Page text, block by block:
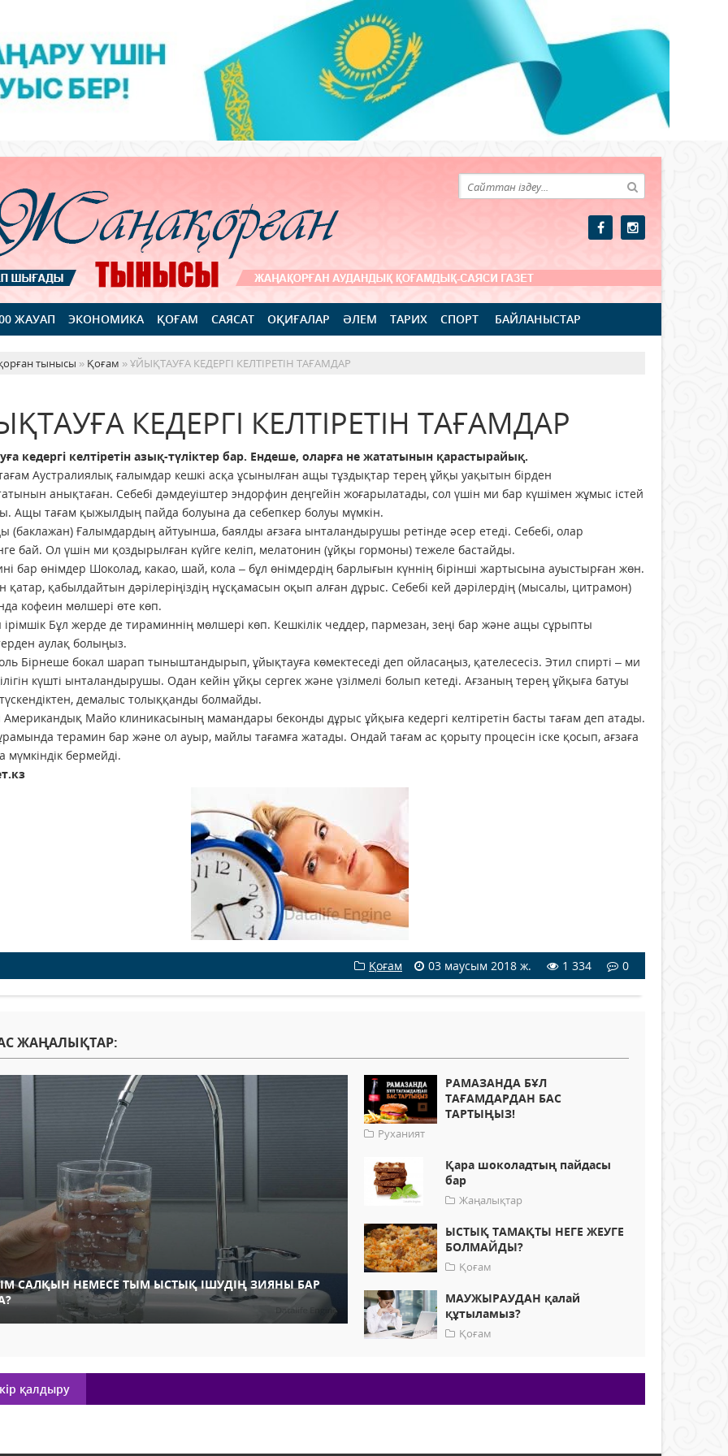
ЖАУАП ЭКОНОМИКА ҚОҒАМ САЯСАТ ОҚИҒАЛАР ӘЛЕМ ТАРИХ СПОРТ БАЙЛАНЫСТАР
тынысы » Қоғам » ҰЙЫҚТАУҒА КЕДЕРГІ КЕЛТІРЕТІН ТАҒАМДАР
КЕДЕРГІ КЕЛТІРЕТІН ТАҒАМДАР
кедергі келтіретін азық-түліктер бар. Ендеше, оларға не жататынын қарастырайық.
Аустралиялық ғалымдар кешкі асқа ұсынылған ащы тұздықтар терең ұйқы уақытын бірден
анықтаған. Себебі дәмдеуіштер эндорфин деңгейін жоғарылатады, сол үшін ми бар күшімен жұмыс істей
Ащы тағам қыжылдың пайда болуына да себепкер болуы мүмкін.
(баклажан) Ғалымдардың айтуынша, баялды ағзаға ынталандырушы ретінде әсер етеді. Себебі, олар
бай. Ол үшін ми қоздырылған күйге келіп, мелатонин (ұйқы гормоны) тежеле бастайды.
бар өнімдер Шоколад, какао, шай, кола – бұл өнімдердің барлығын күннің бірінші жартысына ауыстырған жөн.
қатар, қабылдайтын дәрілеріңіздің нұсқамасын оқып алған дұрыс. Себебі кей дәрілердің (мысалы, цитрамон)
кофеин мөлшері өте көп.
ірімшік Бұл жерде де тираминнің мөлшері көп. Кешкілік чеддер, пармезан, зеңі бар және ащы сұрыпты
аулақ болыңыз.
Бірнеше бокал шарап тыныштандырып, ұйықтауға көмектеседі деп ойласаңыз, қателесесіз. Этил спирті – ми
күшті ынталандырушы. Одан кейін ұйқы сергек және үзілмелі болып кетеді. Ағзаның терең ұйқыға батуы
демалыс толыққанды болмайды.
Американдық Майо клиникасының мамандары беконды дұрыс ұйқыға кедергі келтіретін басты тағам деп атады.
терамин бар және ол ауыр, майлы тағамға жатады. Ондай тағам ас қорыту процесін іске қосып, ағзаға
мүмкіндік бермейді.
Қоғам 03 маусым 2018 ж. 1 334 0
ЖАҢАЛЫҚТАР:
САЛҚЫН НЕМЕСЕ ТЫМ ЫСТЫҚ ІШУДІҢ ЗИЯНЫ БАР
РАМАЗАНДА БҰЛ
ТАҒАМДАРДАН БАС
ТАРТЫҢЫЗ!
Руханият
Қара шоколадтың пайдасы
бар
Жаңалықтар
ЫСТЫҚ ТАМАҚТЫ НЕГЕ ЖЕУГЕ
БОЛМАЙДЫ?
Қоғам
МАУЖЫРАУДАН қалай
құтыламыз?
Қоғам
қалдыру